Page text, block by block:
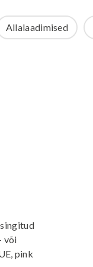
Allalaadimised
või
pink